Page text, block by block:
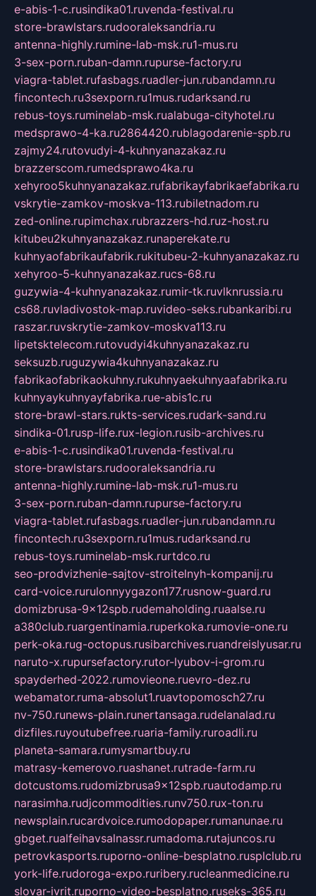
e-abis-1-c.rusindika01.ruvenda-festival.ru
store-brawlstars.rudooraleksandria.ru
antenna-highly.rumine-lab-msk.ru1-mus.ru
3-sex-porn.ruban-damn.rupurse-factory.ru
viagra-tablet.rufasbags.ruadler-jun.rubandamn.ru
fincontech.ru3sexporn.ru1mus.rudarksand.ru
rebus-toys.ruminelab-msk.rualabuga-cityhotel.ru
medsprawo-4-ka.ru2864420.rublagodarenie-spb.ru
zajmy24.rutovudyi-4-kuhnyanazakaz.ru
brazzerscom.rumedsprawo4ka.ru
xehyroo5kuhnyanazakaz.rufabrikayfabrikaefabrika.ru
vskrytie-zamkov-moskva-113.rubiletnadom.ru
zed-online.rupimchax.rubrazzers-hd.ruz-host.ru
kitubeu2kuhnyanazakaz.runaperekate.ru
kuhnyaofabrikaufabrik.rukitubeu-2-kuhnyanazakaz.ru
xehyroo-5-kuhnyanazakaz.rucs-68.ru
guzywia-4-kuhnyanazakaz.rumir-tk.ruvlknrussia.ru
cs68.ruvladivostok-map.ruvideo-seks.rubankaribi.ru
raszar.ruvskrytie-zamkov-moskva113.ru
lipetsktelecom.rutovudyi4kuhnyanazakaz.ru
seksuzb.ruguzywia4kuhnyanazakaz.ru
fabrikaofabrikaokuhny.rukuhnyaekuhnyaafabrika.ru
kuhnyaykuhnyayfabrika.rue-abis1c.ru
store-brawl-stars.rukts-services.rudark-sand.ru
sindika-01.rusp-life.rux-legion.rusib-archives.ru
e-abis-1-c.rusindika01.ruvenda-festival.ru
store-brawlstars.rudooraleksandria.ru
antenna-highly.rumine-lab-msk.ru1-mus.ru
3-sex-porn.ruban-damn.rupurse-factory.ru
viagra-tablet.rufasbags.ruadler-jun.rubandamn.ru
fincontech.ru3sexporn.ru1mus.rudarksand.ru
rebus-toys.ruminelab-msk.rurtdco.ru
seo-prodvizhenie-sajtov-stroitelnyh-kompanij.ru
card-voice.rurulonnyygazon177.rusnow-guard.ru
domizbrusa-9x12spb.rudemaholding.ruaalse.ru
a380club.ruargentinamia.ruperkoka.rumovie-one.ru
perk-oka.rug-octopus.rusibarchives.ruandreislyusar.ru
naruto-x.rupursefactory.rutor-lyubov-i-grom.ru
spayderhed-2022.rumovieone.ruevro-dez.ru
webamator.ruma-absolut1.ruavtopomosch27.ru
nv-750.runews-plain.runertansaga.rudelanalad.ru
dizfiles.ruyoutubefree.ruaria-family.ruroadli.ru
planeta-samara.rumysmartbuy.ru
matrasy-kemerovo.ruashanet.rutrade-farm.ru
dotcustoms.rudomizbrusa9x12spb.ruautodamp.ru
narasimha.rudjcommodities.runv750.rux-ton.ru
newsplain.rucardvoice.rumodopaper.rumanunae.ru
gbget.rualfeihavsalnassr.rumadoma.rutajuncos.ru
petrovkasports.ruporno-online-besplatno.rusplclub.ru
york-life.rudoroga-expo.ruribery.rucleanmedicine.ru
slovar-ivrit.ruporno-video-besplatno.ruseks-365.ru